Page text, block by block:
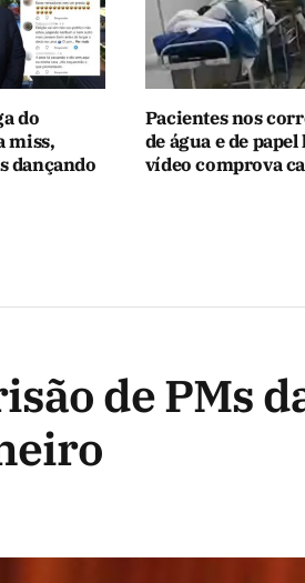
do
miss,
dançando
Pacientes nos
de água e de
vídeo comprova
de PMs